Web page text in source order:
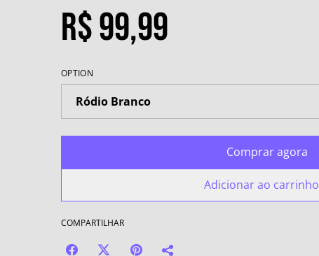
R$ 99,99
OPTION
Comprar agora
Adicionar ao carrinho
COMPARTILHAR